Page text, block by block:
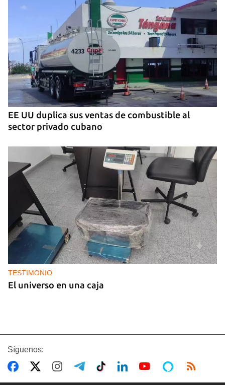
EE UU duplica sus ventas de combustible al
sector privado cubano
TESTIMONIO
El universo en una caja
Síguenos: